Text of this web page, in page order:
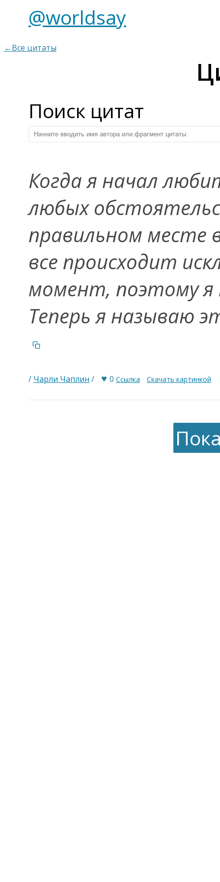
@worldsay
←Все цитаты
Поиск цитат
Когда я начал
любых
правильном месте
все происходит
момент, поэтому я
Теперь я называю
/ Чарли Чаплин / ♥ 0 Ссылка Скачать картинкой